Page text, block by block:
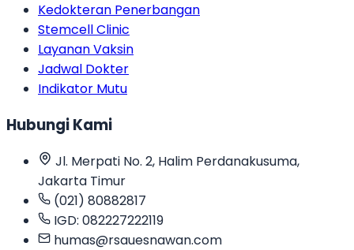
Kedokteran Penerbangan
Stemcell Clinic
Layanan Vaksin
Jadwal Dokter
Indikator Mutu
Hubungi Kami
Jl. Merpati No. 2, Halim Perdanakusuma,
Jakarta Timur
(021) 80882817
IGD: 082227222119
humas@rsauesnawan.com